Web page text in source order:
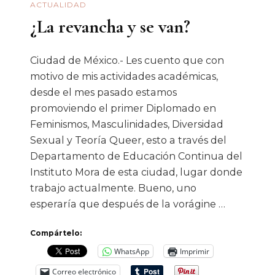
ACTUALIDAD
¿La revancha y se van?
Ciudad de México.- Les cuento que con
motivo de mis actividades académicas,
desde el mes pasado estamos
promoviendo el primer Diplomado en
Feminismos, Masculinidades, Diversidad
Sexual y Teoría Queer, esto a través del
Departamento de Educación Continua del
Instituto Mora de esta ciudad, lugar donde
trabajo actualmente. Bueno, uno
esperaría que después de la vorágine …
Compártelo:
WhatsApp
Imprimir
Correo electrónico